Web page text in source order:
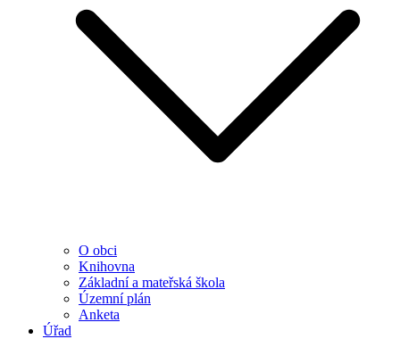
O obci
Knihovna
Základní a mateřská škola
Územní plán
Anketa
Úřad